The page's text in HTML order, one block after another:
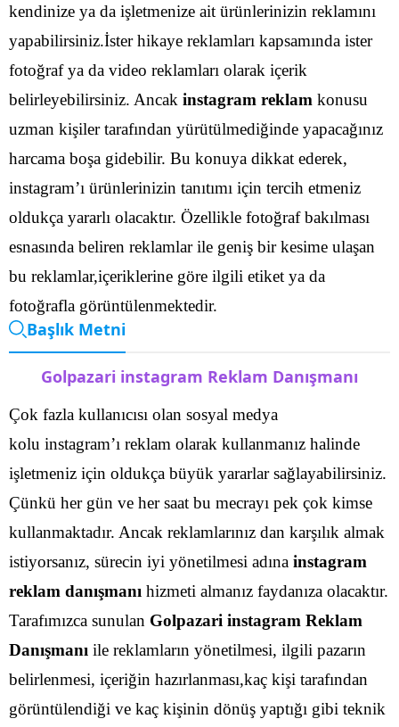
kendinize ya da işletmenize ait ürünlerinizin reklamını
yapabilirsiniz.İster hikaye reklamları kapsamında ister
fotoğraf ya da video reklamları olarak içerik
belirleyebilirsiniz. Ancak instagram reklam konusu
uzman kişiler tarafından yürütülmediğinde yapacağınız
harcama boşa gidebilir. Bu konuya dikkat ederek,
instagram’ı ürünlerinizin tanıtımı için tercih etmeniz
oldukça yararlı olacaktır. Özellikle fotoğraf bakılması
esnasında beliren reklamlar ile geniş bir kesime ulaşan
bu reklamlar,içeriklerine göre ilgili etiket ya da
fotoğrafla görüntülenmektedir.
Başlık Metni
Golpazari instagram Reklam Danışmanı
Çok fazla kullanıcısı olan sosyal medya
kolu instagram’ı reklam olarak kullanmanız halinde
işletmeniz için oldukça büyük yararlar sağlayabilirsiniz.
Çünkü her gün ve her saat bu mecrayı pek çok kimse
kullanmaktadır. Ancak reklamlarınız dan karşılık almak
istiyorsanız, sürecin iyi yönetilmesi adına instagram
reklam danışmanı hizmeti almanız faydanıza olacaktır.
Tarafımızca sunulan Golpazari instagram Reklam
Danışmanı ile reklamların yönetilmesi, ilgili pazarın
belirlenmesi, içeriğin hazırlanması,kaç kişi tarafından
görüntülendiği ve kaç kişinin dönüş yaptığı gibi teknik